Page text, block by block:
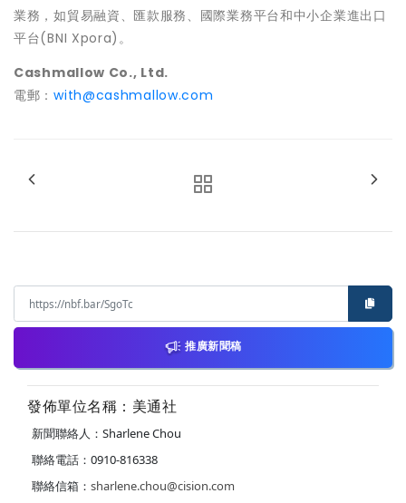
業務，如貿易融資、匯款服務、國際業務平台和中小企業進出口
平台(BNI Xpora)。
Cashmallow Co., Ltd.
電郵：with@cashmallow.com
推廣新聞稿
發佈單位名稱：美通社
新聞聯絡人：Sharlene Chou
聯絡電話：0910-816338
聯絡信箱： sharlene.chou@cision.com